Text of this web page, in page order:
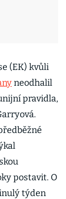
(EK) kvůli
neodhalil
pravidla,
postavit. O
týden